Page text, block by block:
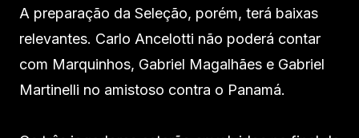
A preparação da Seleção, porém, terá baixas
relevantes. Carlo Ancelotti não poderá contar
com Marquinhos, Gabriel Magalhães e Gabriel
Martinelli no amistoso contra o Panamá.